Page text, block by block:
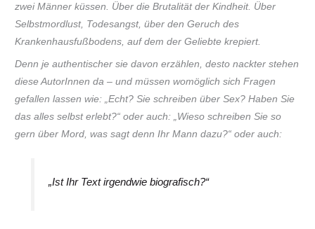
zwei Männer küssen. Über die Brutalität der Kindheit. Über
Selbstmordlust, Todesangst, über den Geruch des
Krankenhausfußbodens, auf dem der Geliebte krepiert.
Denn je authentischer sie davon erzählen, desto nackter stehen
diese AutorInnen da – und müssen womöglich sich Fragen
gefallen lassen wie: „Echt? Sie schreiben über Sex? Haben Sie
das alles selbst erlebt?“ oder auch: „Wieso schreiben Sie so
gern über Mord, was sagt denn Ihr Mann dazu?“ oder auch:
„Ist Ihr Text irgendwie biografisch?“